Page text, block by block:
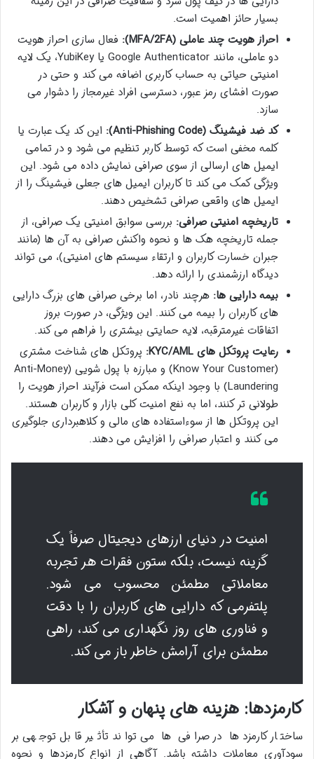
بسیار حائز اهمیت است.
احراز هویت چند عاملی (MFA/2FA):
فعال سازی احراز هویت
دو عاملی، مانند Google Authenticator یا YubiKey، یک لایه
امنیتی حیاتی به حساب کاربری اضافه می کند و حتی در
صورت افشای رمز عبور، دسترسی افراد غیرمجاز را دشوار می
سازد.
کد ضد فیشینگ (Anti-Phishing Code):
این کد یک عبارت یا
کلمه مخفی است که توسط کاربر تنظیم می شود و در تمامی
ایمیل های ارسالی از سوی صرافی نمایش داده می شود. این
ویژگی کمک می کند تا کاربران ایمیل های جعلی فیشینگ را از
ایمیل های واقعی صرافی تشخیص دهند.
تاریخچه امنیتی صرافی: بررسی سوابق امنیتی یک صرافی، از
جمله تاریخچه هک ها و نحوه واکنش صرافی به آن ها (مانند
جبران خسارت کاربران و ارتقاء سیستم های امنیتی)، می تواند
دیدگاه ارزشمندی را ارائه دهد.
بیمه دارایی ها: هرچند نادر، اما برخی صرافی های بزرگ دارایی
های کاربران را بیمه می کنند. این ویژگی، در صورت بروز
اتفاقات غیرمترقبه، لایه حمایتی بیشتری را فراهم می کند.
رعایت پروتکل های KYC/AML:
پروتکل های شناخت مشتری
(Know Your Customer) و مبارزه با پول شویی (Anti-Money
Laundering) با وجود اینکه ممکن است فرآیند احراز هویت را
طولانی تر کنند، اما به نفع امنیت کلی بازار و کاربران هستند.
این پروتکل ها از سوءاستفاده های مالی و کلاهبرداری جلوگیری
می کنند و اعتبار صرافی را افزایش می دهند.
امنیت در دنیای ارزهای دیجیتال صرفاً یک
گزینه نیست، بلکه ستون فقرات هر تجربه
معاملاتی مطمئن محسوب می شود.
پلتفرمی که دارایی های کاربران را با دقت
و فناوری های روز نگهداری می کند، راهی
مطمئن برای آرامش خاطر باز می کند.
کارمزدها: هزینه های پنهان و آشکار
ساختار کارمزدها در صرافی ها می تواند تأثیر قابل توجهی بر
سودآوری معاملات داشته باشد. آگاهی از انواع کارمزدها و نحوه